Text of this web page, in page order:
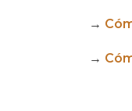
→
→